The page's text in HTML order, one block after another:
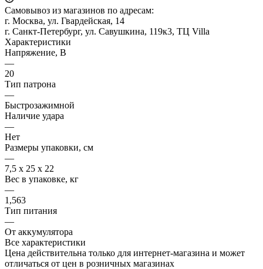
Самовывоз из магазинов по адресам:
г. Москва, ул. Гвардейская, 14
г. Санкт-Петербург, ул. Савушкина, 119к3, ТЦ Villa
Характеристики
Напряжение, В
—
20
Тип патрона
—
Быстрозажимной
Наличие удара
—
Нет
Размеры упаковки, см
—
7,5 х 25 х 22
Вес в упаковке, кг
—
1,563
Тип питания
—
От аккумулятора
Все характеристики
Цена действительна только для интернет-магазина и может
отличаться от цен в розничных магазинах